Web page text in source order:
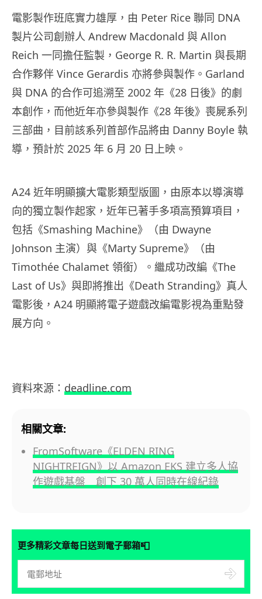
電影製作班底實力雄厚，由 Peter Rice 聯同 DNA
製片公司創辦人 Andrew Macdonald 與 Allon
Reich 一同擔任監製，George R. R. Martin 與長期
合作夥伴 Vince Gerardis 亦將參與製作。Garland
與 DNA 的合作可追溯至 2002 年《28 日後》的劇
本創作，而他近年亦參與製作《28 年後》喪屍系列
三部曲，目前該系列首部作品將由 Danny Boyle 執
導，預計於 2025 年 6 月 20 日上映。
A24 近年明顯擴大電影類型版圖，由原本以導演導
向的獨立製作起家，近年已著手多項高預算項目，
包括《Smashing Machine》（由 Dwayne
Johnson 主演）與《Marty Supreme》（由
Timothée Chalamet 領銜）。繼成功改編《The
Last of Us》與即將推出《Death Stranding》真人
電影後，A24 明顯將電子遊戲改編電影視為重點發
展方向。
資料來源： deadline.com
相關文章:
FromSoftware《ELDEN RING
NIGHTREIGN》以 Amazon EKS 建立多人協
作遊戲基盤 創下 30 萬人同時在線紀錄
更多精彩文章每日送到電子郵箱📮